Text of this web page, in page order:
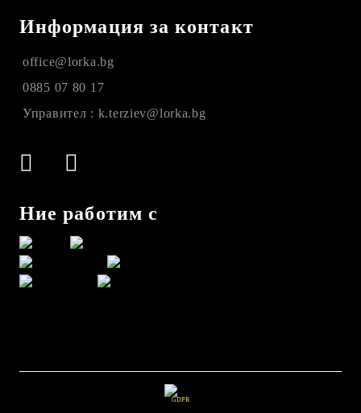
Информация за контакт
office@lorka.bg
0885 07 80 17
Управител : k.terziev@lorka.bg
Ние работим с
GDPR